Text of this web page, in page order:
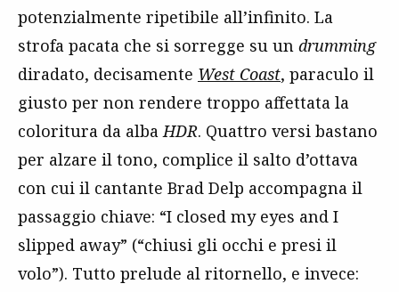
potenzialmente ripetibile all’infinito. La
strofa pacata che si sorregge su un drumming
diradato, decisamente West Coast, paraculo il
giusto per non rendere troppo affettata la
coloritura da albaHDR. Quattro versi bastano
per alzare il tono, complice il salto d’ottava
con cui il cantante Brad Delp accompagna il
passaggio chiave: “I closed my eyes and I
slipped away” (“chiusi gli occhi e presi il
volo”). Tutto prelude al ritornello, e invece: